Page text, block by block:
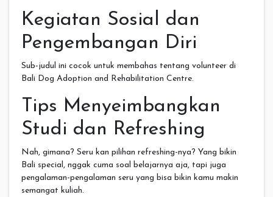
Kegiatan Sosial dan
Pengembangan Diri
Sub-judul ini cocok untuk membahas tentang volunteer di
Bali Dog Adoption and Rehabilitation Centre.
Tips Menyeimbangkan
Studi dan Refreshing
Nah, gimana? Seru kan pilihan refreshing-nya? Yang bikin
Bali special, nggak cuma soal belajarnya aja, tapi juga
pengalaman-pengalaman seru yang bisa bikin kamu makin
semangat kuliah.